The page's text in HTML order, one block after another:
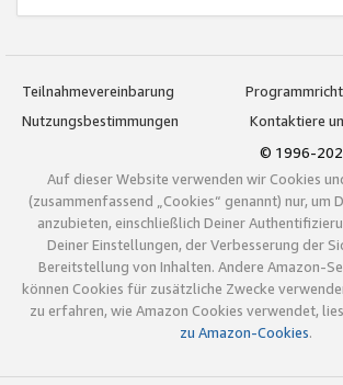
Teilnahmevereinbarung
Nutzungsbestimmungen
Kontaktiere
© 1996-
Auf dieser Website verwenden wir Cookies
(zusammenfassend „Cookies“ genannt) nur, um
anzubieten, einschließlich Deiner
Deiner Einstellungen, der Verbesserung der
Bereitstellung von Inhalten. Andere Amazon-
können Cookies für zusätzliche Zwecke
zu erfahren, wie Amazon Cookies verwendet,
zu Amazon-Cookies.